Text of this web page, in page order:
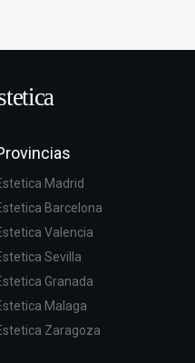
Madrid
Barcelona
Valencia
Sevilla
Granada
Malaga
Zaragoza